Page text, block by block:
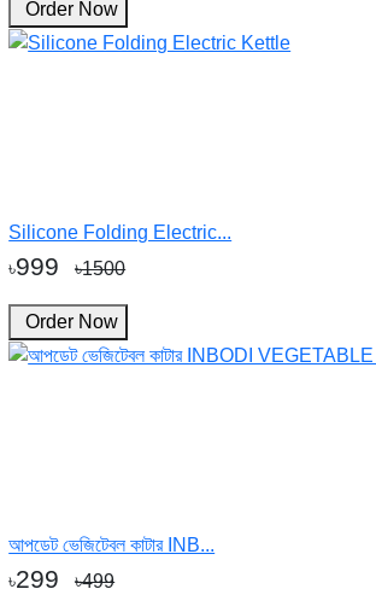
Order Now
Silicone Folding Electric...
৳999 ৳1500
Order Now
আপডেট ভেজিটেবল কাটার INB...
৳299 ৳499